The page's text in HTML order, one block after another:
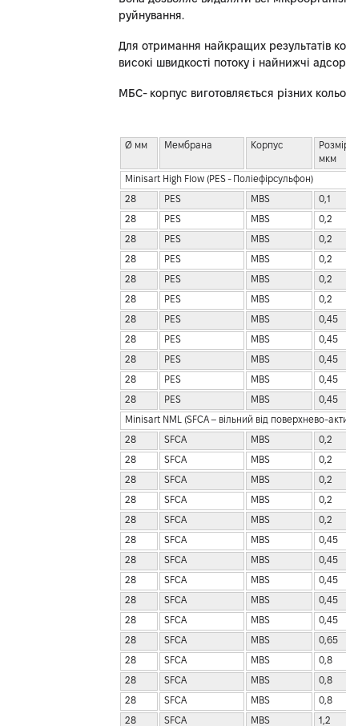
руйнування.
Для отримання найкращих результатів
високі швидкості потоку і найнижчі
МБС- корпус виготовляється різних
Ø мм Мембрана Корпус
мкм
Minisart High Flow (PES - Поліефірсульфон)
28
PES MBS 0,1
28
PES MBS 0,2
28
PES MBS 0,2
28
PES MBS 0,2
28
PES MBS 0,2
28
PES MBS 0,2
28
PES MBS 0,45
28
PES MBS 0,45
28
PES MBS 0,45
28
PES MBS 0,45
28
PES MBS 0,45
Minisart NML (SFCA – вільний від поверхнево-
28
SFCA MBS 0,2
28
SFCA MBS 0,2
28
SFCA MBS 0,2
28
SFCA MBS 0,2
28
SFCA MBS 0,2
28
SFCA MBS 0,45
28
SFCA MBS 0,45
28
SFCA MBS 0,45
28
SFCA MBS 0,45
28
SFCA MBS 0,45
28
SFCA MBS 0,65
28
SFCA MBS 0,8
28
SFCA MBS 0,8
28
SFCA MBS 0,8
28
SFCA MBS 1,2